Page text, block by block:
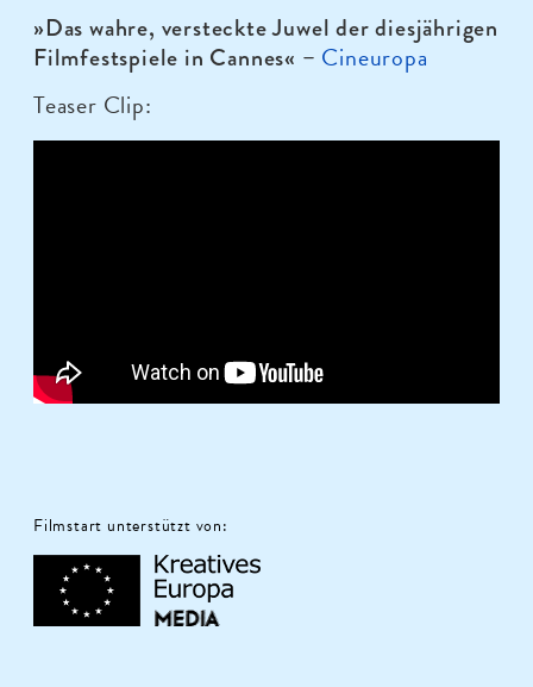
»Das wahre, versteckte Juwel der diesjährigen
Filmfestspiele in Cannes« – Cineuropa
Teaser Clip:
Filmstart unterstützt von: